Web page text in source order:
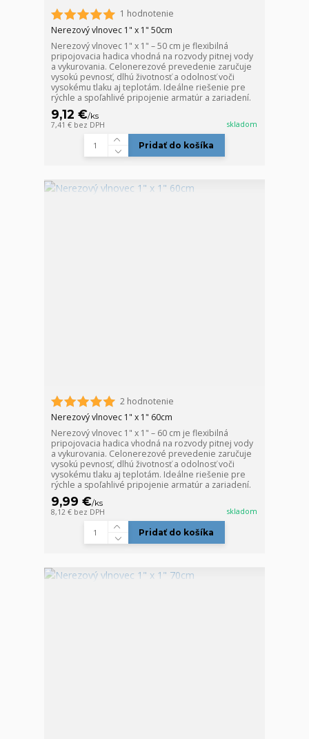
1 hodnotenie
Nerezový vlnovec 1" x 1" 50cm
Nerezový vlnovec 1" x 1" – 50 cm je flexibilná
pripojovacia hadica vhodná na rozvody pitnej vody
a vykurovania. Celonerezové prevedenie zaručuje
vysokú pevnosť, dlhú životnosť a odolnosť voči
vysokému tlaku aj teplotám. Ideálne riešenie pre
rýchle a spoľahlivé pripojenie armatúr a zariadení.
9,12 €/ks
7,41 € bez DPH skladom
Pridať do košíka
2 hodnotenie
Nerezový vlnovec 1" x 1" 60cm
Nerezový vlnovec 1" x 1" – 60 cm je flexibilná
pripojovacia hadica vhodná na rozvody pitnej vody
a vykurovania. Celonerezové prevedenie zaručuje
vysokú pevnosť, dlhú životnosť a odolnosť voči
vysokému tlaku aj teplotám. Ideálne riešenie pre
rýchle a spoľahlivé pripojenie armatúr a zariadení.
9,99 €/ks
8,12 € bez DPH skladom
Pridať do košíka